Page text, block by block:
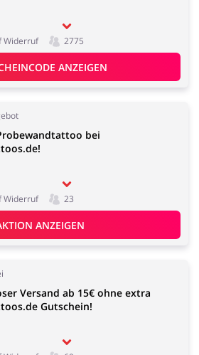
Beauty & Gesundheit
Bürobedarf &
Schmuck & Uhren
Widerruf 2775
ANZEIGEN
bei
Widerruf 23
ANZEIGEN
Versand ab 15€ ohne extra
Gutschein!